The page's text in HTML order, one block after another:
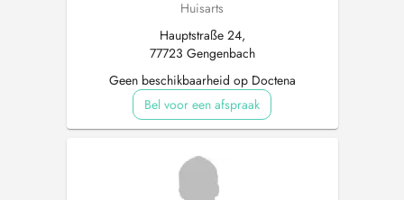
Huisarts
Hauptstraße 24,
77723 Gengenbach
Geen beschikbaarheid op Doctena
Bel voor een afspraak